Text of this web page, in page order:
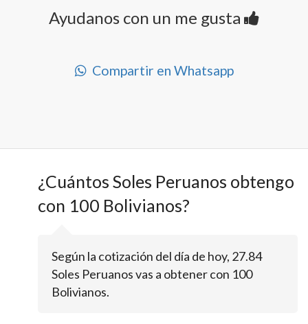
Ayudanos con un me gusta
Compartir en Whatsapp
¿Cuántos Soles Peruanos obtengo
con 100 Bolivianos?
Según la cotización del día de hoy, 27.84
Soles Peruanos vas a obtener con 100
Bolivianos.